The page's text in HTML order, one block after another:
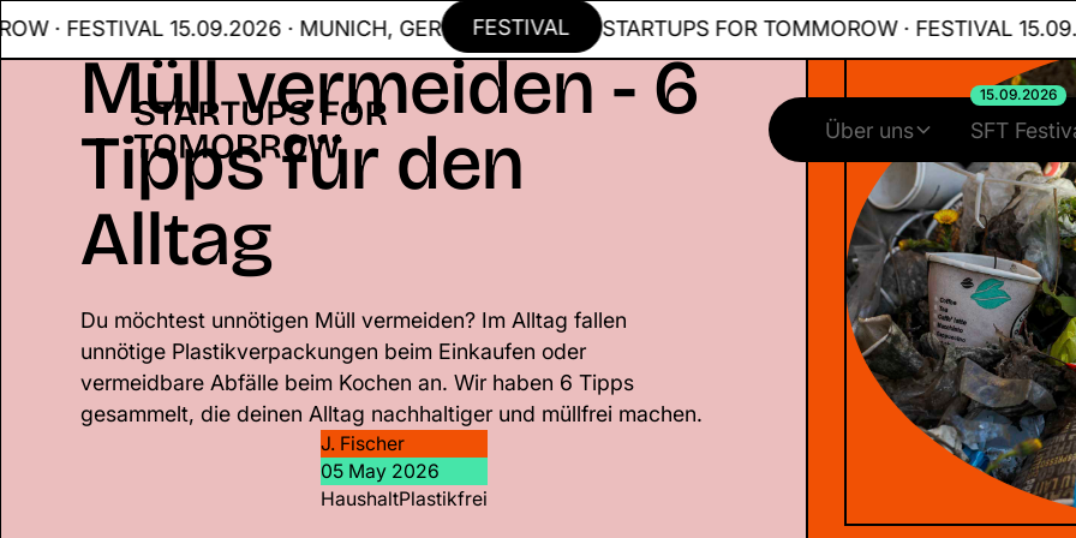
· FESTIVAL 15.09.2026 · MUNICH, GER FESTIVAL STARTUPS FOR TOMMOROW · FESTIVAL
Über uns SFT
15.09.2026
Müll vermeiden - 6
Tipps für den
Alltag
Du möchtest unnötigen Müll vermeiden? Im Alltag fallen
unnötige Plastikverpackungen beim Einkaufen oder
vermeidbare Abfälle beim Kochen an. Wir haben 6 Tipps
gesammelt, die deinen Alltag nachhaltiger und müllfrei machen.
J. Fischer
05 May 2026
HaushaltPlastikfrei